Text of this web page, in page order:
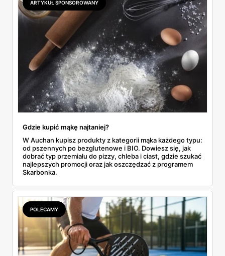
do Aldi.
ARTYKUŁ SPONSOROWANY
Gdzie kupić mąkę najtaniej?
W Auchan kupisz produkty z kategorii mąka każdego typu:
od pszennych po bezglutenowe i BIO. Dowiesz się, jak
dobrać typ przemiału do pizzy, chleba i ciast, gdzie szukać
najlepszych promocji oraz jak oszczędzać z programem
Skarbonka.
POLECAMY